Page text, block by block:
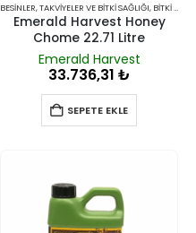
BESINLER, TAKVIYELER VE BITKI SAĞLIĞI, BITKI BESINLERI VE TAKVIYELERI
Emerald Harvest Honey
Chome 22.71 Litre
Emerald Harvest
33.736,31 ₺
SEPETE EKLE